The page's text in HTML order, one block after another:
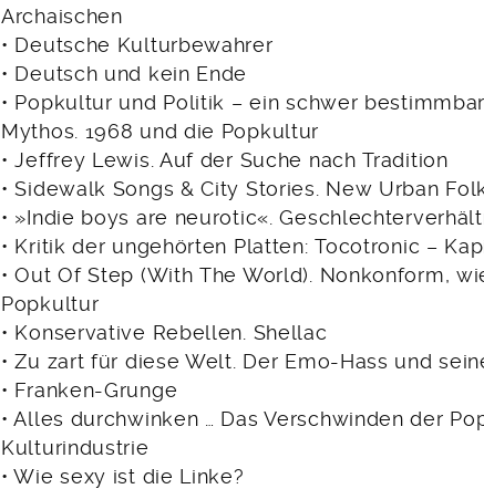
Archaischen
• Deutsche Kulturbewahrer
• Deutsch und kein Ende
• Popkultur und Politik – ein schwer
Mythos. 1968 und die Popkultur
• Jeffrey Lewis. Auf der Suche nach Tradition
• Sidewalk Songs & City Stories. New Urban
• »Indie boys are neurotic«.
• Kritik der ungehörten Platten: Tocotronic –
• Out Of Step (With The World). Nonkonform,
Popkultur
• Konservative Rebellen. Shellac
• Zu zart für diese Welt. Der Emo-Hass und
• Franken-Grunge
• Alles durchwinken … Das Verschwinden der
Kulturindustrie
• Wie sexy ist die Linke?